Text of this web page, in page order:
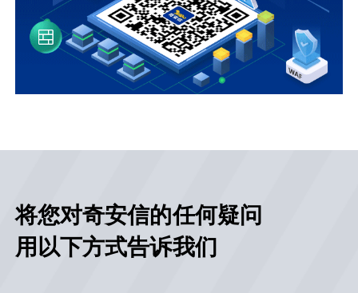
将您对奇安信的任何疑问
用以下方式告诉我们